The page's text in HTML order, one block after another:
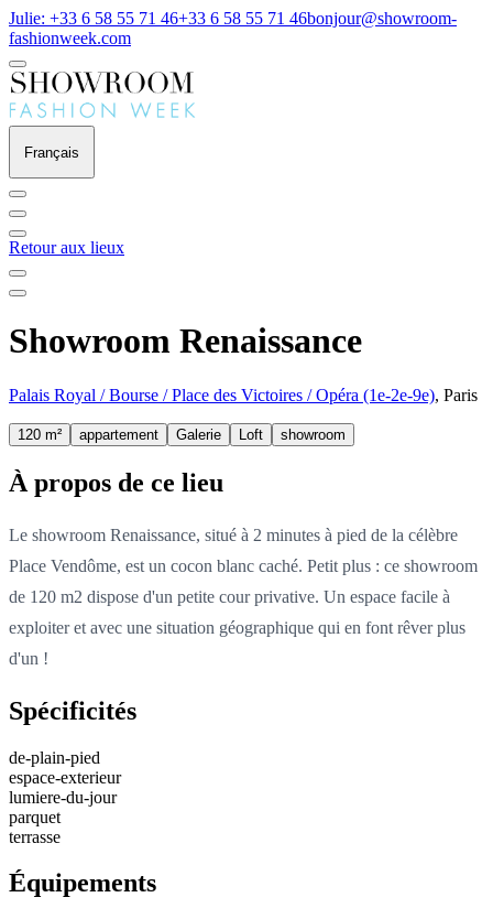
Julie: +33 6 58 55 71 46+33 6 58 55 71 46bonjour@showroom-
fashionweek.com
Français
Retour aux lieux
Showroom Renaissance
Palais Royal / Bourse / Place des Victoires / Opéra (1e-2e-9e), Paris
120 m² appartement Galerie Loft showroom
À propos de ce lieu
Le showroom Renaissance, situé à 2 minutes à pied de la célèbre
Place Vendôme, est un cocon blanc caché. Petit plus : ce showroom
de 120 m2 dispose d'un petite cour privative. Un espace facile à
exploiter et avec une situation géographique qui en font rêver plus
d'un !
Spécificités
de-plain-pied
espace-exterieur
lumiere-du-jour
parquet
terrasse
Équipements